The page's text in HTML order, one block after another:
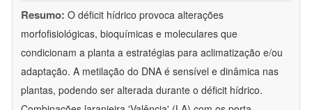
Resumo: O déficit hídrico provoca alterações
morfofisiológicas, bioquímicas e moleculares que
condicionam a planta a estratégias para aclimatização e/ou
adaptação. A metilação do DNA é sensível e dinâmica nas
plantas, podendo ser alterada durante o déficit hídrico.